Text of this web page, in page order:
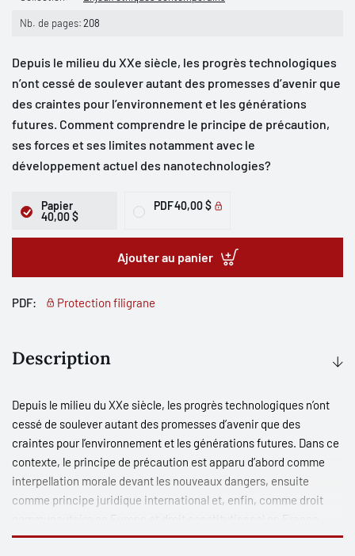
Nb. de pages:208
Depuis le milieu du XXe siècle, les progrès technologiques
n’ont cessé de soulever autant des promesses d’avenir que
des craintes pour l’environnement et les générations
futures. Comment comprendre le principe de précaution,
ses forces et ses limites notamment avec le
développement actuel des nanotechnologies?
Papier
40,00 $
PDF40,00 $
Ajouter au panier
PDF: Protection filigrane
Description
Depuis le milieu du XXe siècle, les progrès technologiques n’ont
cessé de soulever autant des promesses d’avenir que des
craintes pour l’environnement et les générations futures. Dans ce
contexte, le principe de précaution est apparu d’abord comme
interpellation morale devant les nouveaux dangers, ensuite
comme principe juridique international et, enfin, comme droit
Comment comprendre le principe de précaution, ses forces et ses